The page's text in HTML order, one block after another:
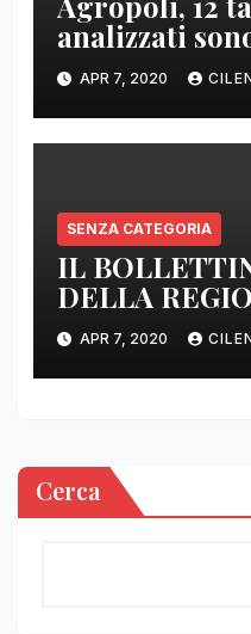
analizzati
APR 7, 2020
SENZA CATEGORIA
IL
DELLA
DELLE ORE
APR 7, 2020
Cerca